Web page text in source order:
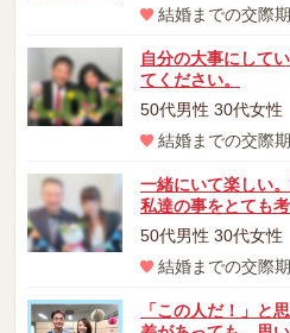
結婚までの交際
自分の大事にして
てください。
50代男性 30代女性
結婚までの交際
一緒にいて楽しい
私達の事をとても
50代男性 30代女性
結婚までの交際
「この人だ！」と